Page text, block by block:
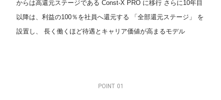
からは高還元ステージである Const-X PRO に移行 さらに10年目
以降は、利益の100％を社員へ還元する 「全部還元ステージ」 を
設置し、
長く働くほど待遇とキャリア価値が高まるモデル
POINT 01